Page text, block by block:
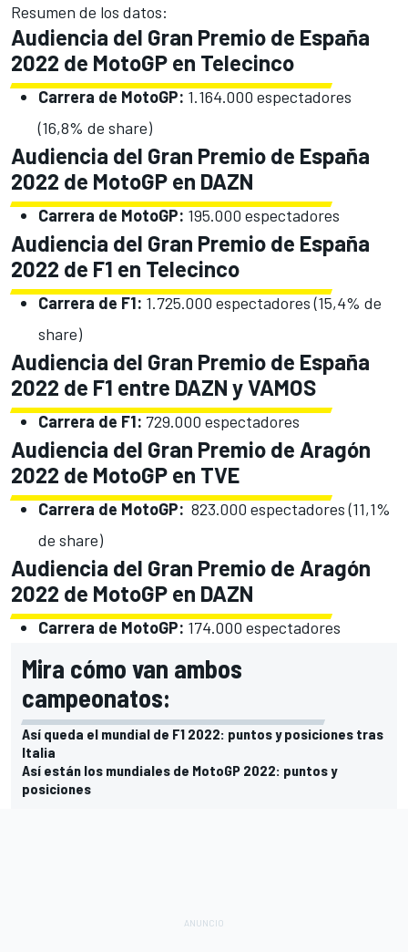
Resumen de los datos:
Audiencia del Gran Premio de España
2022 de MotoGP en Telecinco
Carrera de MotoGP: 1.164.000 espectadores
(16,8% de share)
Audiencia del Gran Premio de España
2022 de MotoGP en DAZN
Carrera de MotoGP: 195.000 espectadores
Audiencia del Gran Premio de España
2022 de F1 en Telecinco
Carrera de F1: 1.725.000 espectadores (15,4% de
share)
Audiencia del Gran Premio de España
2022 de F1 entre DAZN y VAMOS
Carrera de F1: 729.000 espectadores
Audiencia del Gran Premio de Aragón
2022 de MotoGP en TVE
Carrera de MotoGP: 823.000 espectadores (11,1%
de share)
Audiencia del Gran Premio de Aragón
2022 de MotoGP en DAZN
Carrera de MotoGP: 174.000 espectadores
Mira cómo van ambos
campeonatos:
Así queda el mundial de F1 2022: puntos y posiciones tras
Italia
Así están los mundiales de MotoGP 2022: puntos y
posiciones